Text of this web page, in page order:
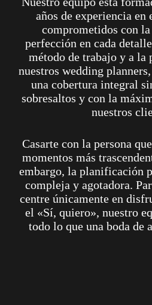
años de experiencia en
comprometidos con
perfección en cada
método de trabajo y a la
nuestros wedding
una cobertura integral
sobresaltos y con la
nuestros
Casarte con la persona
momentos más
embargo, la planificación
compleja y agotadora.
centre únicamente en
el «Sí, quiero», nuestro
todo lo que una boda de